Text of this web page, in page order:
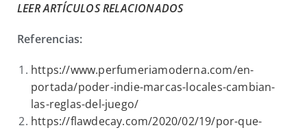
LEER ARTÍCULOS RELACIONADOS
Referencias:
https://www.perfumeriamoderna.com/en-
portada/poder-indie-marcas-locales-cambian-
las-reglas-del-juego/
https://flawdecay.com/2020/02/19/por-que-